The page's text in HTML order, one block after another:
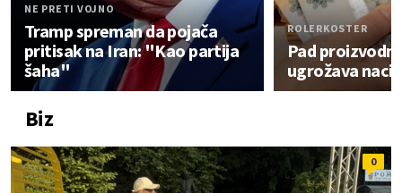
NE PRETI VOJNO
Tramp spreman da pojača
pritisak na Iran: "Kao partija
šaha"
ROLERKOSTER
Pad
ugrožava
Biz
0